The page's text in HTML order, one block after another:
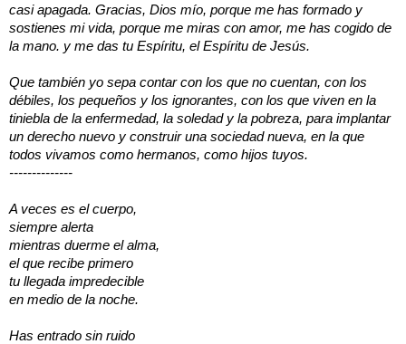
casi apagada. Gracias, Dios mío, porque me has formado y
sostienes mi vida, porque me miras con amor, me has cogido de
la mano. y me das tu Espíritu, el Espíritu de Jesús.
Que también yo sepa contar con los que no cuentan, con los
débiles, los pequeños y los ignorantes, con los que viven en la
tiniebla de la enfermedad, la soledad y la pobreza, para implantar
un derecho nuevo y construir una sociedad nueva, en la que
todos vivamos como hermanos, como hijos tuyos.
--------------
A veces es el cuerpo,
siempre alerta
mientras duerme el alma,
el que recibe primero
tu llegada impredecible
en medio de la noche.
Has entrado sin ruido